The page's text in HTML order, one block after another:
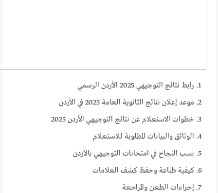
رابط نتائج التوجيهي 2025 الأردن الرسمي
موعد إعلان نتائج الثانوية العامة 2025 في الأردن
خطوات الاستعلام عن نتائج التوجيهي الأردن 2025
الوثائق والبيانات المطلوبة للاستعلام
نسب النجاح في امتحانات التوجيهي بالأردن
كيفية طباعة وحفظ كشف العلامات
إجراءات الطعن والمراجعة